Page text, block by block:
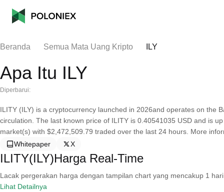
Beranda Semua Mata Uang Kripto ILY
Apa Itu ILY
Diperbarui:
ILITY (ILY) is a cryptocurrency launched in 2026and operates on the
circulation. The last known price of ILITY is 0.40541035 USD and is
market(s) with $2,472,509.79 traded over the last 24 hours. More
Whitepaper
X
ILITY(ILY)Harga Real-Time
Lacak pergerakan harga dengan tampilan chart yang mencakup 1
Lihat Detailnya